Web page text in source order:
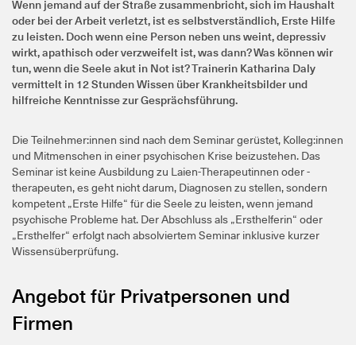
Wenn jemand auf der Straße zusammenbricht, sich im Haushalt
oder bei der Arbeit verletzt, ist es selbstverständlich, Erste Hilfe
zu leisten. Doch wenn eine Person neben uns weint, depressiv
wirkt, apathisch oder verzweifelt ist, was dann? Was können wir
tun, wenn die Seele akut in Not ist? Trainerin Katharina Daly
vermittelt in 12 Stunden Wissen über Krankheitsbilder und
hilfreiche Kenntnisse zur Gesprächsführung.
Die Teilnehmer:innen sind nach dem Seminar gerüstet, Kolleg:innen
und Mitmenschen in einer psychischen Krise beizustehen. Das
Seminar ist keine Ausbildung zu Laien-Therapeutinnen oder -
therapeuten, es geht nicht darum, Diagnosen zu stellen, sondern
kompetent „Erste Hilfe“ für die Seele zu leisten, wenn jemand
psychische Probleme hat. Der Abschluss als „Ersthelferin“ oder
„Ersthelfer“ erfolgt nach absolviertem Seminar inklusive kurzer
Wissensüberprüfung.
Angebot für Privatpersonen und
Firmen